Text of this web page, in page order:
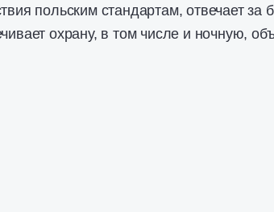
польским стандартам, отвечает за
охрану, в том числе и ночную,